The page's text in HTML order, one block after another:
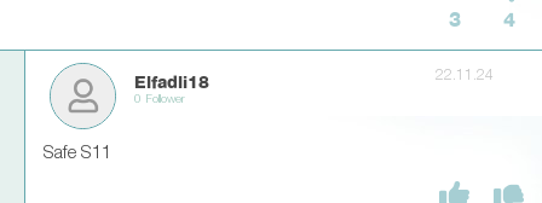
3 4
Elfadli18
0 Follower
22.11.24
Safe S11